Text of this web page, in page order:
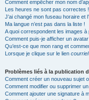
Comment empêcher mon nom
Les heures ne sont pas correctes !
J’ai changé mon fuseau horaire et
Ma langue n’est pas dans la liste !
A quoi correspondent les images à
Comment puis-je afficher un
Qu’est-ce que mon rang et
Lorsque je clique sur le lien courriel
Problèmes liés à la publication
Comment créer un nouveau sujet
Comment modifier ou supprimer
Comment ajouter une signature à